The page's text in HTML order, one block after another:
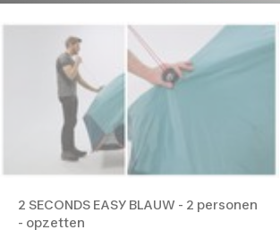
2 SECONDS EASY BLAUW - 2 personen
- opzetten